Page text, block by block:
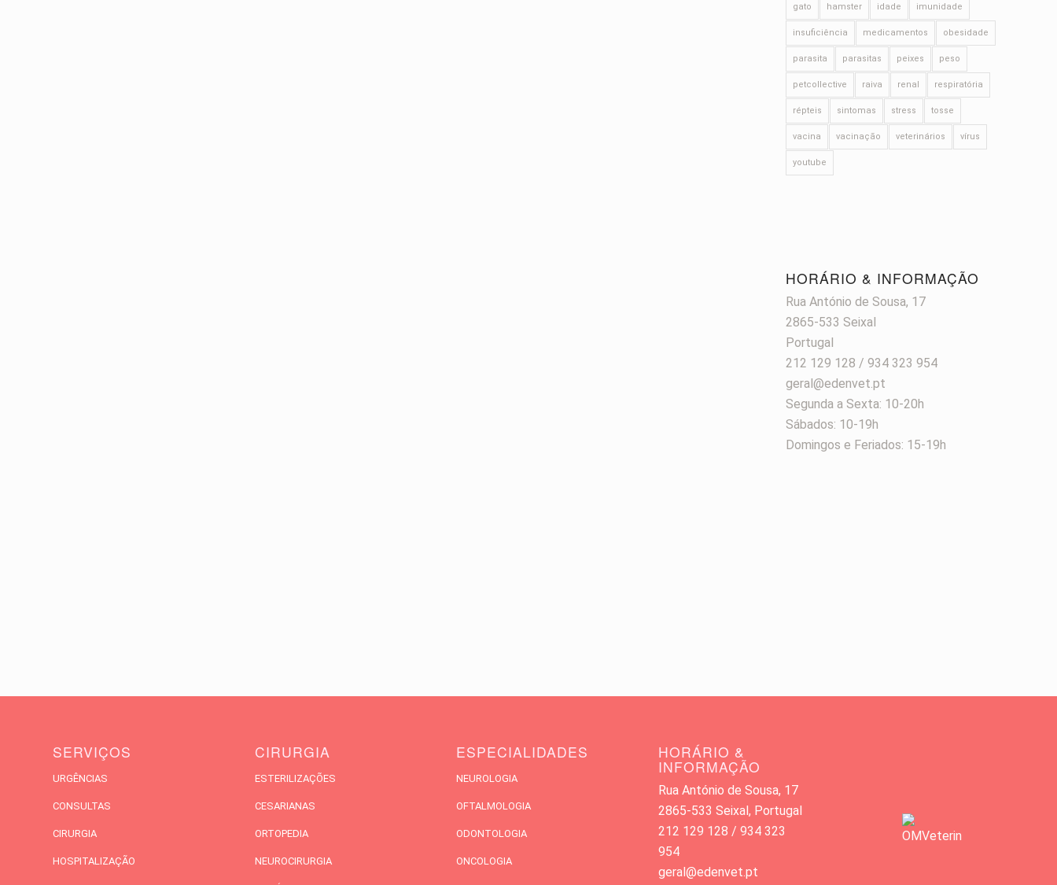
gato hamster idade imunidade
insuficiência medicamentos obesidade
parasita parasitas peixes peso
petcollective raiva renal respiratória
répteis sintomas stress tosse
vacina vacinação veterinários vírus
youtube
HORÁRIO & INFORMAÇÃO
Rua António de Sousa, 17
2865-533 Seixal
Portugal
212 129 128 / 934 323 954
geral@edenvet.pt
Segunda a Sexta: 10-20h
Sábados: 10-19h
Domingos e Feriados: 15-19h
SERVIÇOS
URGÊNCIAS
CONSULTAS
CIRURGIA
HOSPITALIZAÇÃO
CIRURGIA
ESTERILIZAÇÕES
CESARIANAS
ORTOPEDIA
NEUROCIRURGIA
ESPECIALIDADES
NEUROLOGIA
OFTALMOLOGIA
ODONTOLOGIA
ONCOLOGIA
HORÁRIO &
INFORMAÇÃO
Rua António de Sousa, 17
2865-533 Seixal, Portugal
212 129 128 / 934 323
954
geral@edenvet.pt